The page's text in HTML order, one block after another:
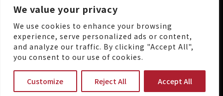
We value your privacy
We use cookies to enhance your browsing
experience, serve personalized ads or content,
and analyze our traffic. By clicking "Accept All",
you consent to our use of cookies.
Customize Reject All Accept All
No.88, Keji 1st Rd., Guishan Dist., Taoyuan City
333, Taiwan (R.O.C.)
+886-3-3287222